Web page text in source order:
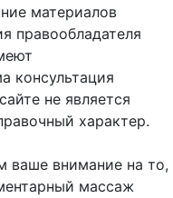
материалов
правообладателя
консультация
не является
характер.
ваше внимание на то,
массаж